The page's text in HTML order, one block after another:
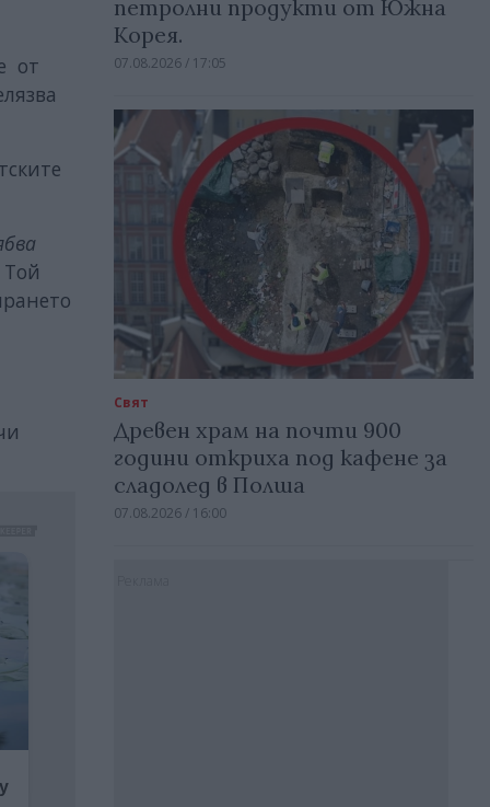
от
петролни продукти от Южна
Корея.
07.08.2026 / 17:05
Свят
Древен храм на почти 900
години откриха под кафене за
сладолед в Полша
07.08.2026 / 16:00